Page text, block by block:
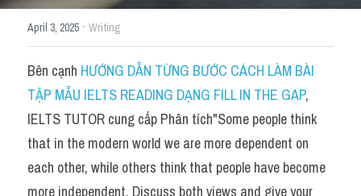
Line graph
Bar chart
Đề thi thật IELTS GENERAL
Task 2
Từ vựng theo topic
April 3, 2025 · Writing
Bên cạnh HƯỚNG DẪN TỪNG BƯỚC CÁCH LÀM BÀI
TẬP MẪU IELTS READING DẠNG FILL IN THE GAP,
IELTS TUTOR cung cấp Phân tích"Some people think
that in the modern world we are more dependent on
each other, while others think that people have become
more independent. Discuss both views and give your